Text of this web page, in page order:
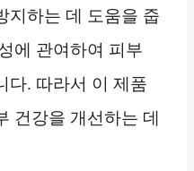
지하는 데 도움을 줍
에 관여하여 피부
다. 따라서 이 제품
건강을 개선하는 데